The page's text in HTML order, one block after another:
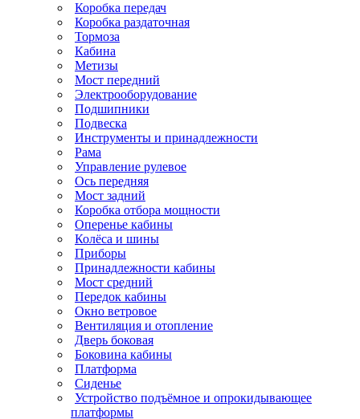
Коробка передач
Коробка раздаточная
Тормоза
Кабина
Метизы
Мост передний
Электрооборудование
Подшипники
Подвеска
Инструменты и принадлежности
Рама
Управление рулевое
Ось передняя
Мост задний
Коробка отбора мощности
Оперенье кабины
Колёса и шины
Приборы
Принадлежности кабины
Мост средний
Передок кабины
Окно ветровое
Вентиляция и отопление
Дверь боковая
Боковина кабины
Платформа
Сиденье
Устройство подъёмное и опрокидывающее
платформы